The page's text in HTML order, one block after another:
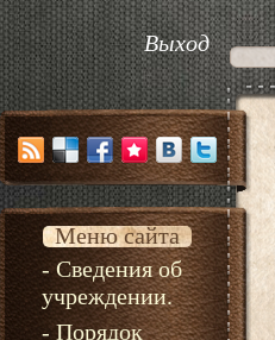
Выход
Меню сайта
- Сведения об
учреждении.
- Порядок